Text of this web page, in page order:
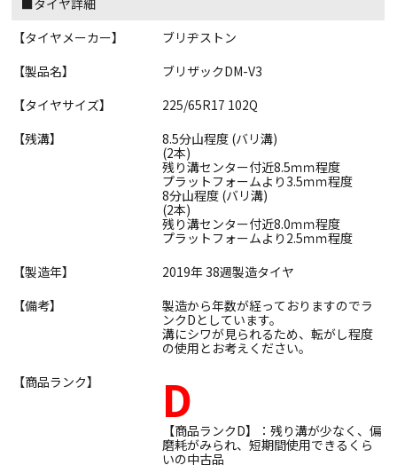
■タイヤ詳細
【タイヤメーカー】
ブリヂストン
【製品名】
ブリザックDM-V3
【タイヤサイズ】
225/65R17 102Q
【残溝】
8.5分山程度 (バリ溝)
(2本)
残り溝センター付近8.5ｍｍ程度
プラットフォームより3.5ｍｍ程度
8分山程度 (バリ溝)
(2本)
残り溝センター付近8.0ｍｍ程度
プラットフォームより2.5ｍｍ程度
【製造年】
2019年 38週製造タイヤ
【備考】
製造から年数が経っておりますのでラ
ンクDとしています。
溝にシワが見られるため、転がし程度
の使用とお考えください。
【商品ランク】
D
【商品ランクD】：残り溝が少なく、偏
磨耗がみられ、短期間使用できるくら
いの中古品